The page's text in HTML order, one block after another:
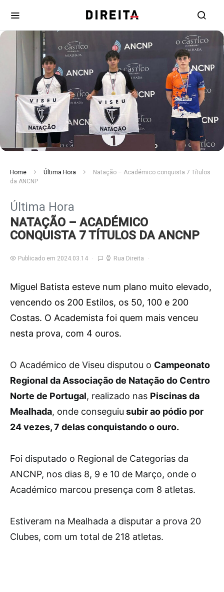
Home Última Hora
Natação – Académico conquista 7 Títulos
da ANCNP
Última Hora
NATAÇÃO – ACADÉMICO
CONQUISTA 7 TÍTULOS DA ANCNP
Publicado em 2024.03.14 Rua Direita
Miguel Batista esteve num plano muito elevado,
vencendo os 200 Estilos, os 50, 100 e 200
Costas. O Academista foi quem mais venceu
nesta prova, com 4 ouros.
O Académico de Viseu disputou o Campeonato
Regional da Associação de Natação do Centro
Norte de Portugal, realizado nas Piscinas da
Mealhada, onde conseguiu subir ao pódio por
24 vezes, 7 delas conquistando o ouro.
Foi disputado o Regional de Categorias da
ANCNP, nos dias 8, 9 e 10 de Março, onde o
Académico marcou presença com 8 atletas.
Estiveram na Mealhada a disputar a prova 20
Clubes, com um total de 218 atletas.